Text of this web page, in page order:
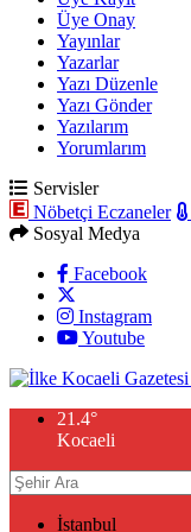
Üye Onay
Yayınlar
Yazarlar
Yazı Düzenle
Yazı Gönder
Yazılarım
Yorumlarım
Servisler
Nöbetçi Eczaneler
Sosyal Medya
Facebook
Instagram
Youtube
21.4°
Kocaeli
İstanbul